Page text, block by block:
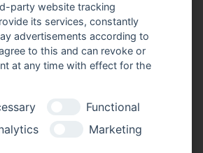
Kolping-Str. 25
Simbach am Inn
08571 / 8647
08571 / 2129
Freitag: 08.30 - 18.00 Uhr
14.00 Uhr (April + Mai: bis 16 Uhr)
party website tracking
its services, constantly
advertisements according to
to this and can revoke or
at any time with effect for the
Functional
Marketing